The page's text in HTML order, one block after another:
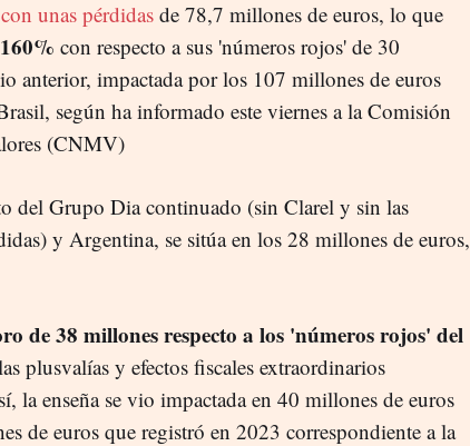
unas pérdidas de 78,7 millones de euros, lo que
con respecto a sus 'números rojos' de 30
anterior, impactada por los 107 millones de euros
según ha informado este viernes a la Comisión
(CNMV)
del Grupo Dia continuado (sin Clarel y sin las
y Argentina, se sitúa en los 28 millones de euros,
de 38 millones respecto a los 'números rojos' del
plusvalías y efectos fiscales extraordinarios
la enseña se vio impactada en 40 millones de euros
de euros que registró en 2023 correspondiente a la